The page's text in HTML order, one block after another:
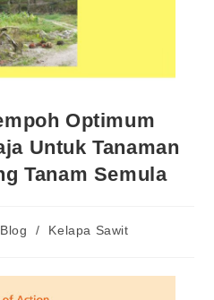
Optimum
Untuk Tanaman
Tanam Semula
Blog / Kelapa Sawit